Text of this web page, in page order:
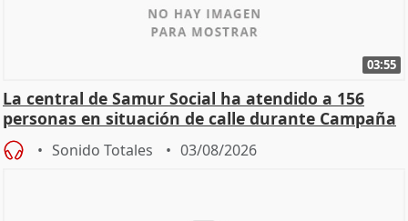
03:55
La central de Samur Social ha atendido a 156
personas en situación de calle durante Campaña
de Calor
Sonido Totales 03/08/2026